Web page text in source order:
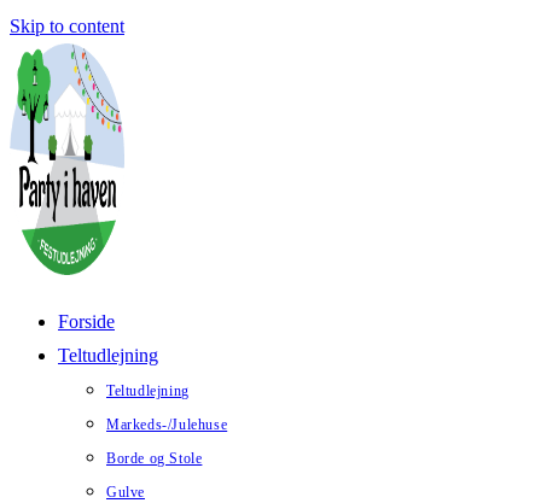
Skip to content
Forside
Teltudlejning
Teltudlejning
Markeds-/Julehuse
Borde og Stole
Gulve